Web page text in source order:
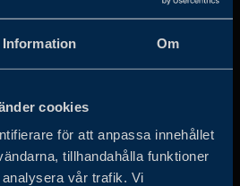
Information Om
cookies
för att anpassa innehållet
tillhandahålla funktioner
vår trafik. Vi
att hjälpa svenska företag att
och internationella företag att
i Sverige.